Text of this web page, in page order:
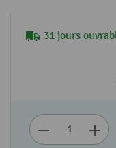
31 jours